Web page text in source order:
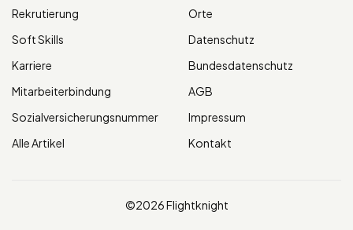
Rekrutierung
Soft Skills
Karriere
Mitarbeiterbindung
Sozialversicherungsnummer
Alle Artikel
Orte
Datenschutz
Bundesdatenschutz
AGB
Impressum
Kontakt
©2026 Flightknight